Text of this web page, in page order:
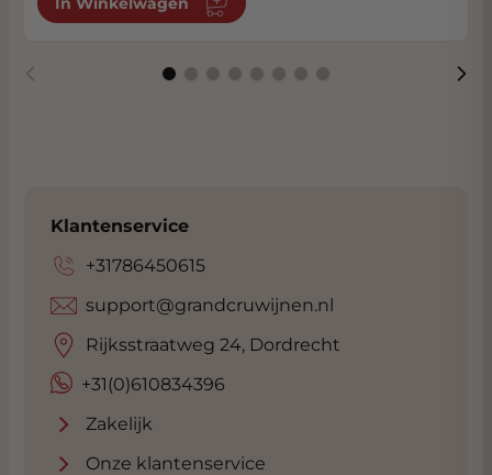
Klantenservice
+31786450615
+31(0)610834396
support@grandcruwijnen.nl
Rijksstraatweg 24, Dordrecht
Zakelijk
Onze klantenservice